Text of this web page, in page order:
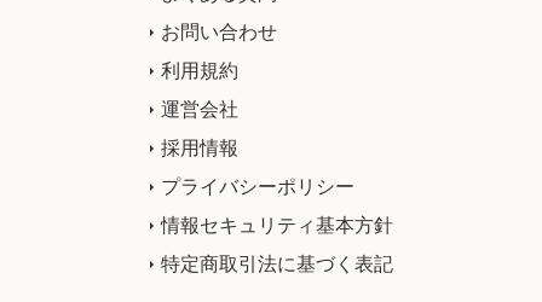
お問い合わせ
利用規約
運営会社
採用情報
プライバシーポリシー
情報セキュリティ基本方針
特定商取引法に基づく表記